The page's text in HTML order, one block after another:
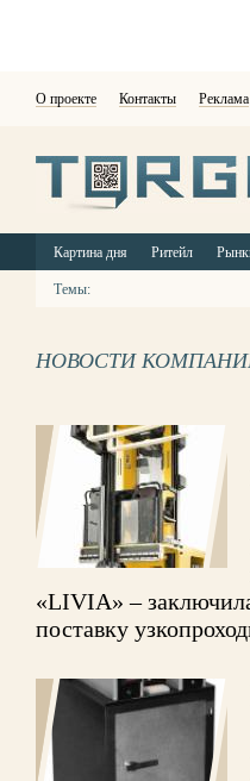
О проекте Контакты Реклама
Картина дня Ритейл
Темы:
НОВОСТИ
«LIVIA» –
поставку